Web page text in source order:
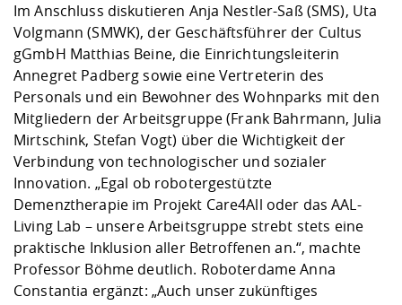
Im Anschluss diskutieren Anja Nestler-Saß (SMS), Uta
Volgmann (SMWK), der Geschäftsführer der Cultus
gGmbH Matthias Beine, die Einrichtungsleiterin
Annegret Padberg sowie eine Vertreterin des
Personals und ein Bewohner des Wohnparks mit den
Mitgliedern der Arbeitsgruppe (Frank Bahrmann, Julia
Mirtschink, Stefan Vogt) über die Wichtigkeit der
Verbindung von technologischer und sozialer
Innovation. „Egal ob robotergestützte
Demenztherapie im Projekt Care4All oder dasAAL-
Living Lab – unsere Arbeitsgruppe strebt stets eine
praktische Inklusion aller Betroffenen an.“, machte
Professor Böhme deutlich. Roboterdame Anna
Constantia ergänzt: „Auch unser zukünftiges